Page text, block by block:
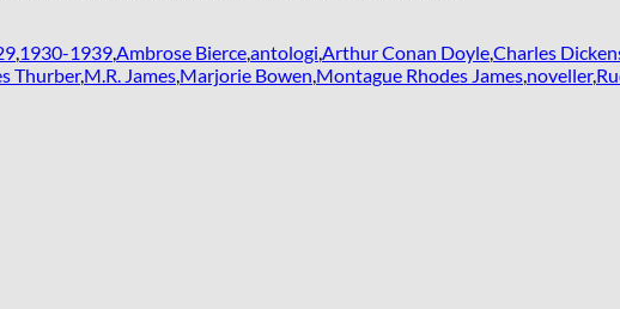
,1930-1939,Ambrose Bierce,antologi,Arthur Conan Doyle,Charles
Thurber,M.R. James,Marjorie Bowen,Montague Rhodes James,noveller,